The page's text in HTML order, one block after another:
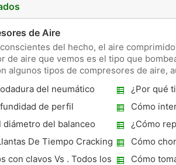
de Aire
del hecho, el aire
de aire que vemos es el tipo que
algunos tipos de compresores de aire,
del neumático
¿Por qué
de perfil
Cómo
diámetro del balanceo
¿Cómo
De Tiempo Cracking
Cómo
con clavos Vs . Todos los
Cómo